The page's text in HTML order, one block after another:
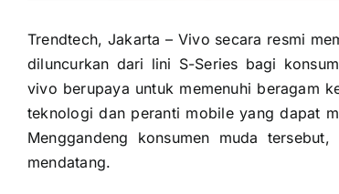
Trendtech, Jakarta – Vivo secara resmi
diluncurkan dari lini S-Series bagi
vivo berupaya untuk memenuhi beragam
teknologi dan peranti mobile yang dapat
Menggandeng konsumen muda
mendatang.